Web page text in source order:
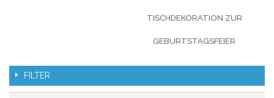
TISCHDEKORATION ZUR
GEBURTSTAGSFEIER
FILTER